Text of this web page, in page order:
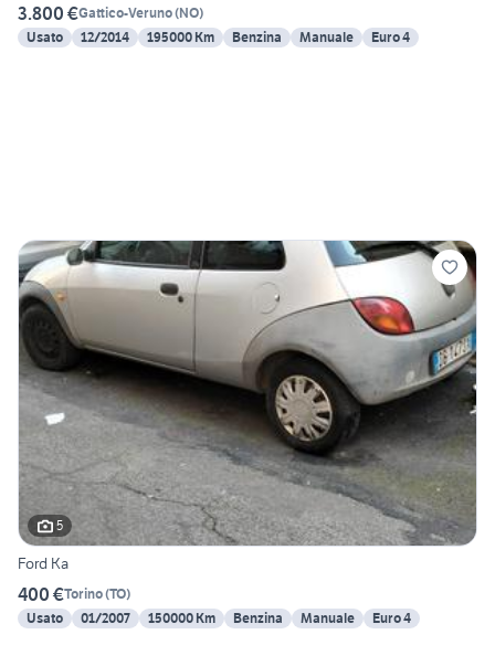
3.800 €Gattico-Veruno(NO)
Usato
12/2014 195000 Km Benzina Manuale Euro 4
5
Ford Ka
400 €Torino(TO)
Usato
01/2007 150000 Km Benzina Manuale Euro 4